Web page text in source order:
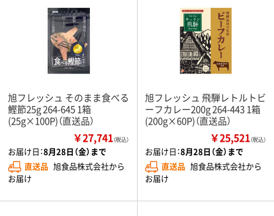
旭フレッシュ そのまま食べる
鰹節25g 264-645 1箱
(25g×100P)（直送品）
￥27,741（税込）
お届け日：8月28日（金）まで
直送品 旭食品株式会社から
お届け
旭フレッシュ 飛騨レトルトビ
ーフカレー200g 264-443 1箱
(200g×60P)（直送品）
￥25,521（税込）
お届け日：8月28日（金）まで
直送品 旭食品株式会社から
お届け